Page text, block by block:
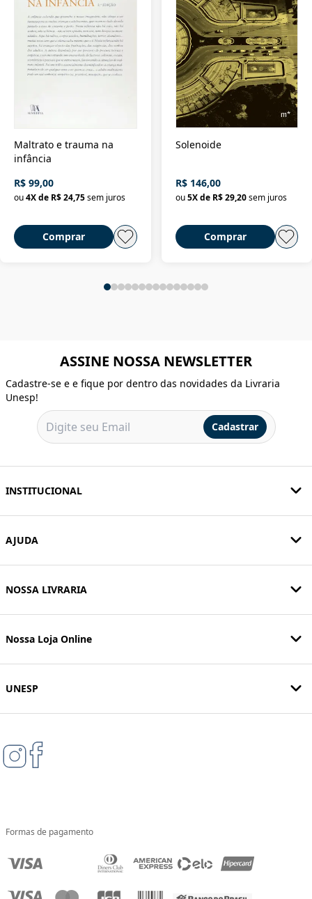
Maltrato e trauma na
infância
R$ 99,00
ou4X de R$ 24,75sem juros
Comprar
Solenoide
R$ 146,00
ou 5X de R$ 29,20 sem juros
Comprar
ASSINE NOSSA NEWSLETTER
Cadastre-se e e fique por dentro das novidades da Livraria
Unesp!
Cadastrar
INSTITUCIONAL
AJUDA
NOSSA LIVRARIA
Nossa Loja Online
UNESP
Formas de pagamento